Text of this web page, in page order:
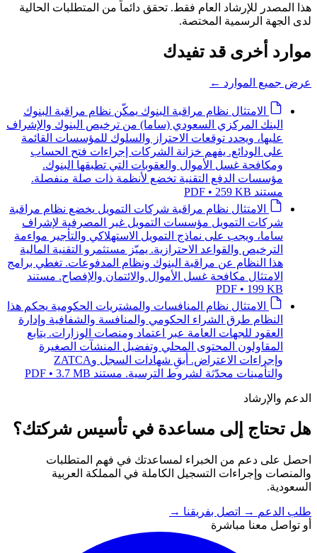
هذا المصدر للإرشاد العام فقط. تحقق دائماً من المتطلبات الحالية
لدى الجهة الرسمية المختصة.
موارد أخرى قد تفيدك
عرض جميع الموارد ←
الامتثال نظام مراقبة البنوك يمكّن نظام مراقبة البنوك
البنك المركزي السعودي (ساما) من ترخيص البنوك والإشراف
عليها، ويحدد توقعات الاحتراز والسلوك للمؤسسات القائمة
على الودائع. يفهم خزانة الشركات إجراءات فتح الحساب
ومكافحة غسل الأموال والعقوبات التي تطبقها البنوك.
مؤسسات الدفع التقنية تخضع لأنظمة ذات صلة منفصلة.
مستند PDF • 259 KB
الامتثال نظام مراقبة شركات التمويل يخضع نظام مراقبة
شركات التمويل مؤسسات التمويل غير المصرفية لإشراف
ساما، ويجب على نماذج التمويل الاستهلاكي والتأجير مواءمة
الترخيص والقواعد الاحترازية. يميّز مستثمرو التقنية المالية
هذا النظام عن مراقبة البنوك ونظام المدفوعات. تغطي برامج
الامتثال مكافحة غسل الأموال والائتمان والإفصاح. مستند
PDF • 199 KB
الامتثال نظام المنافسات والمشتريات الحكومية يحكم هذا
النظام طرق الشراء الحكومي والمنافسة والشفافية وإدارة
العقود للجهات العامة عبر اعتماد ومنصات الوزارات. يتابع
المقاولون المحتوى المحلي وتفضيل المنشآت الصغيرة
وإجراءات الاعتراض. أبقِ شهادات السجل وZATCA
والتأمينات محدّثة لشروط الترسية. مستند PDF • 3.7 MB
الدعم والإرشاد
هل تحتاج إلى مساعدة في تأسيس شركتك؟
احصل على دعم من الخبراء لمساعدتك في فهم المتطلبات
والمنصات وإجراءات التسجيل الكاملة في المملكة العربية
السعودية.
طلب الدعم → اتصل بفريقنا →
أو تواصل معنا مباشرة